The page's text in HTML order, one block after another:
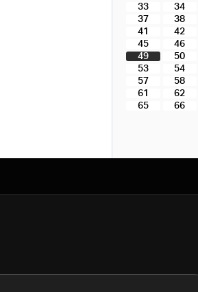
33
34
37
38
41
42
45
46
49
50
53
54
57
58
61
62
65
66